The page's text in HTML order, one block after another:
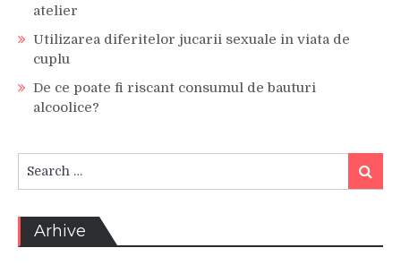
atelier
Utilizarea diferitelor jucarii sexuale in viata de
cuplu
De ce poate fi riscant consumul de bauturi
alcoolice?
for:
Search
Arhive